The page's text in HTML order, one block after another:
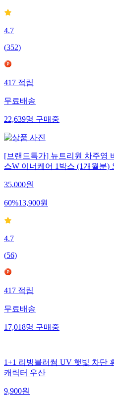
4.7
(352)
417 적립
무료배송
22,639명 구매중
[브랜드특가] 뉴트리원 차주영
스W 이너케어 1박스 (1개월분)
35,000원
60%13,900원
4.7
(56)
417 적립
무료배송
17,018명 구매중
1+1 리빙블러썸 UV 햇빛 차단
캐릭터 우산
9,900원